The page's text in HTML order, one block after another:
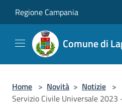
Regione Campania
Comune di
Home > Novità > Notizie >
Servizio Civile Universale 2023